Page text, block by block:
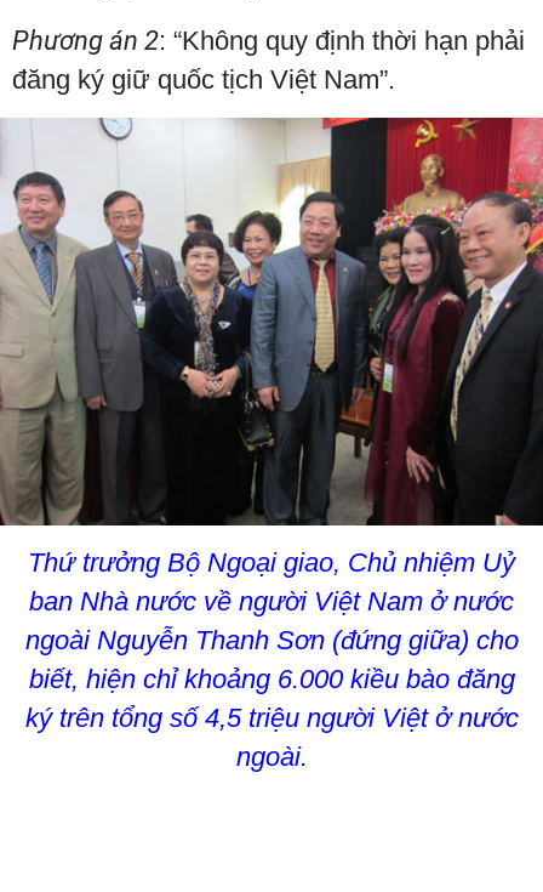
Phương án 2: “Không quy định thời hạn phải
đăng ký giữ quốc tịch Việt Nam”.
Thứ trưởng Bộ Ngoại giao, Chủ nhiệm Uỷ
ban Nhà nước về người Việt Nam ở nước
ngoài Nguyễn Thanh Sơn (đứng giữa) cho
biết, hiện chỉ khoảng 6.000 kiều bào đăng
ký trên tổng số 4,5 triệu người Việt ở nước
ngoài.